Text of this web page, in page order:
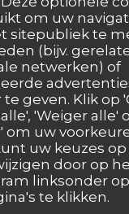
om uw
sitepubliek te
(bijv.
netwerken) of
geven. Klik op
'Weiger alle'
om uw
uw keuzes
door op
linksonder
te klikken.
: 5/5 KWALITEIT